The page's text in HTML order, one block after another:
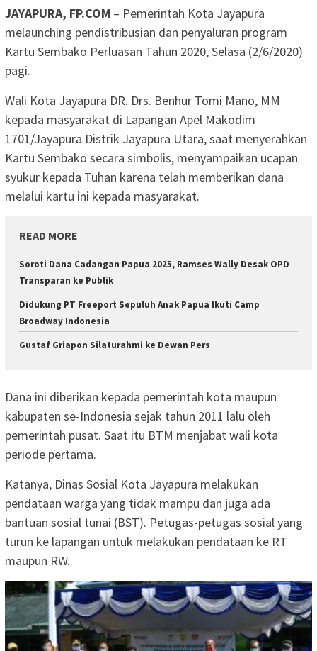
JAYAPURA, FP.COM – Pemerintah Kota Jayapura
melaunching pendistribusian dan penyaluran program
Kartu Sembako Perluasan Tahun 2020, Selasa (2/6/2020)
pagi.
Wali Kota Jayapura DR. Drs. Benhur Tomi Mano, MM
kepada masyarakat di Lapangan Apel Makodim
1701/Jayapura Distrik Jayapura Utara, saat menyerahkan
Kartu Sembako secara simbolis, menyampaikan ucapan
syukur kepada Tuhan karena telah memberikan dana
melalui kartu ini kepada masyarakat.
READ MORE
Soroti Dana Cadangan Papua 2025, Ramses Wally Desak OPD
Transparan ke Publik
Didukung PT Freeport Sepuluh Anak Papua Ikuti Camp
Broadway Indonesia
Gustaf Griapon Silaturahmi ke Dewan Pers
Dana ini diberikan kepada pemerintah kota maupun
kabupaten se-Indonesia sejak tahun 2011 lalu oleh
pemerintah pusat. Saat itu BTM menjabat wali kota
periode pertama.
Katanya, Dinas Sosial Kota Jayapura melakukan
pendataan warga yang tidak mampu dan juga ada
bantuan sosial tunai (BST). Petugas-petugas sosial yang
turun ke lapangan untuk melakukan pendataan ke RT
maupun RW.